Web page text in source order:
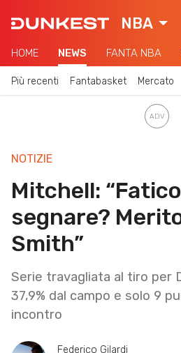
NBA
HOME NEWS FANTA NBA
Più recenti Fantabasket Mercato
NOTIZIE
Mitchell:
segnare?
Smith”
Serie travagliata al tiro per
37,9% dal campo e solo 9
incontro
Federico Gilardi